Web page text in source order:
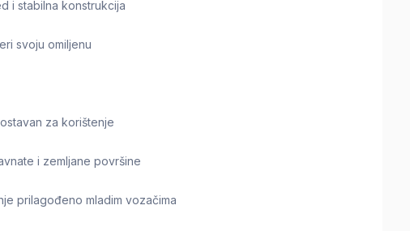
i stabilna konstrukcija
svoju omiljenu
za korištenje
i zemljane površine
prilagođeno mladim vozačima